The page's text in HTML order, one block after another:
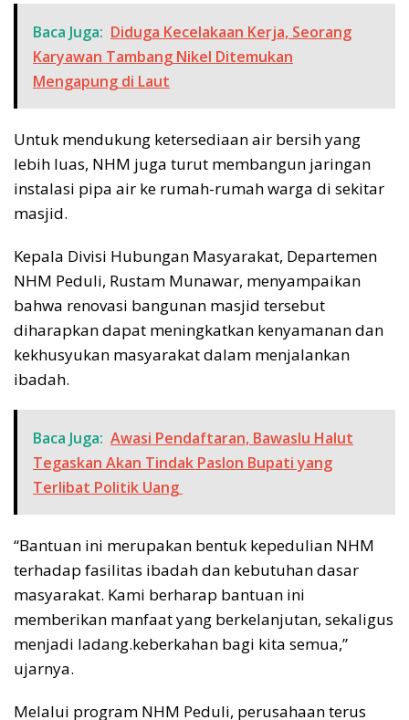
Baca Juga: Diduga Kecelakaan Kerja, Seorang
Karyawan Tambang Nikel Ditemukan
Mengapung di Laut
Untuk mendukung ketersediaan air bersih yang
lebih luas, NHM juga turut membangun jaringan
instalasi pipa air ke rumah-rumah warga di sekitar
masjid.
Kepala Divisi Hubungan Masyarakat, Departemen
NHM Peduli, Rustam Munawar, menyampaikan
bahwa renovasi bangunan masjid tersebut
diharapkan dapat meningkatkan kenyamanan dan
kekhusyukan masyarakat dalam menjalankan
ibadah.
Baca Juga: Awasi Pendaftaran, Bawaslu Halut
Tegaskan Akan Tindak Paslon Bupati yang
Terlibat Politik Uang
“Bantuan ini merupakan bentuk kepedulian NHM
terhadap fasilitas ibadah dan kebutuhan dasar
masyarakat. Kami berharap bantuan ini
memberikan manfaat yang berkelanjutan, sekaligus
menjadi ladang.keberkahan bagi kita semua,”
ujarnya.
Melalui program NHM Peduli, perusahaan terus